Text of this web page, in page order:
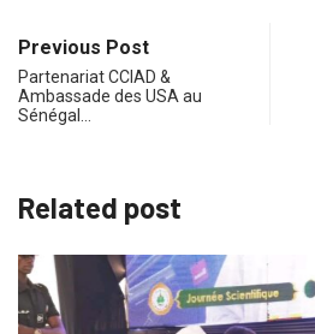
Previous Post
Partenariat CCIAD &
Ambassade des USA au
Sénégal…
Related post